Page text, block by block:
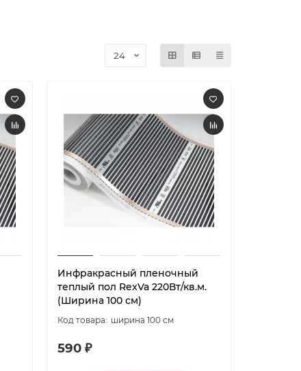
Инфракрасный пленочный
теплый пол RexVa 220Вт/кв.м.
(Ширина 100 см)
ширина 100 см
590 ₽